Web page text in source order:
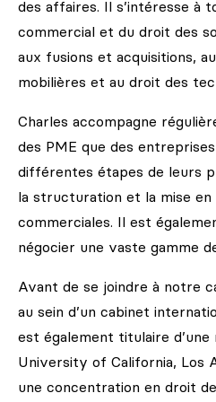
des affaires. Il s’intéresse à
commercial et du droit des
aux fusions et acquisitions,
mobilières et au droit des
Charles accompagne
des PME que des
différentes étapes de leurs
la structuration et la mise
commerciales. Il est
négocier une vaste gamme
Avant de se joindre à notre
au sein d’un cabinet
est également titulaire
University of California, Los
une concentration en droit